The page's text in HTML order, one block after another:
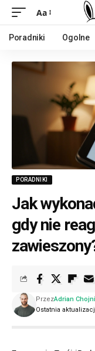
Aa
Poradniki Ogolne
PORADNIKI
Jak
gdy nie
Ostatnia
PrzezAdrian